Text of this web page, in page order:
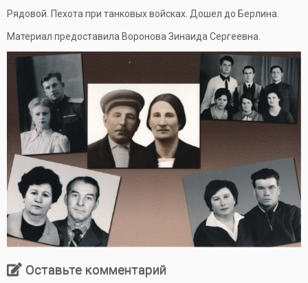
Рядовой. Пехота при танковых войсках. Дошел до Берлина.
Материал предоставила Воронова Зинаида Сергеевна.
Оставьте комментарий